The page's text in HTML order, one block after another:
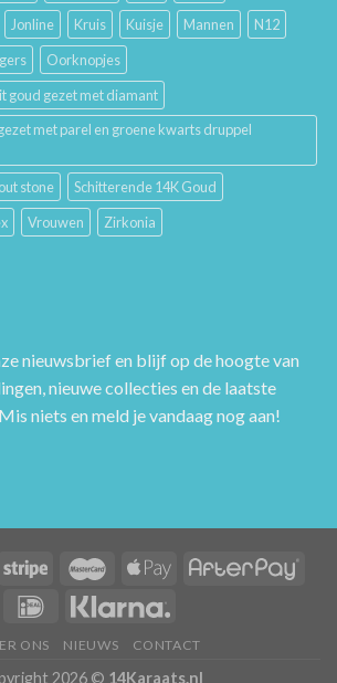
Jonline Kruis Kuisje Mannen
N12
Oorknopjes
goud gezet met diamant
met parel en groene kwarts druppel
stone
Schitterende 14K Goud
Vrouwen Zirkonia
nieuwsbrief en blijf op de hoogte van
nieuwe collecties en de laatste
niets en meld je vandaag nog aan!
ONS NIEUWS CONTACT
2026 © 14Karaats.nl